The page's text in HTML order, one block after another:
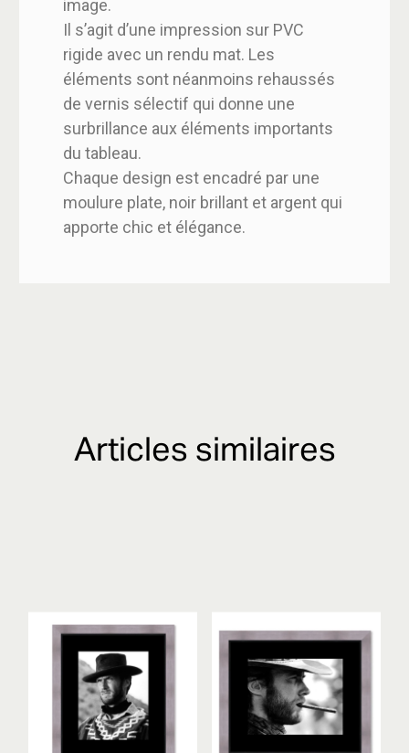
image.
Il s’agit d’une impression sur PVC
rigide avec un rendu mat. Les
éléments sont néanmoins rehaussés
de vernis sélectif qui donne une
surbrillance aux éléments importants
du tableau.
Chaque design est encadré par une
moulure plate, noir brillant et argent qui
apporte chic et élégance.
Articles similaires